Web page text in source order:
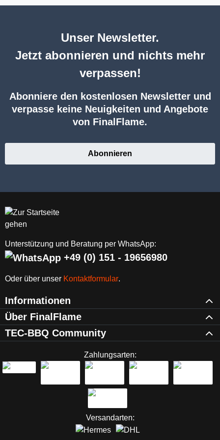
Unser Newsletter.
Jetzt abonnieren und nichts mehr
verpassen!
Abonniere den kostenlosen Newsletter und
verpasse keine Neuigkeiten und Angebote
von FinalFlame.
Abonnieren
Unterstützung und Beratung per WhatsApp:
+49 (0) 151 - 19656980
Oder über unser Kontaktformular.
Informationen
Über FinalFlame
TEC-BBQ Community
Zahlungsarten:
Versandarten: